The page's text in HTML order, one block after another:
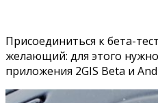
Присоединиться к бета-
желающий: для этого
приложения 2GIS Beta и